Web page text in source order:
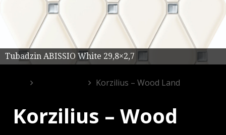
Tubadzin ABISSIO White 29,8×2,7
Korzilius – Wood Land
Korzilius – Wood